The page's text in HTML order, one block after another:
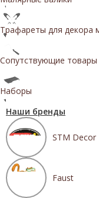
Трафареты для декора
Сопутствующие товары
Наборы
Наши бренды
STM Decor
Faust